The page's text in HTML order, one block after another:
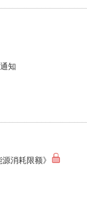
知
消耗限额》